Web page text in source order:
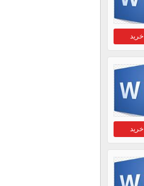
خرید
خرید